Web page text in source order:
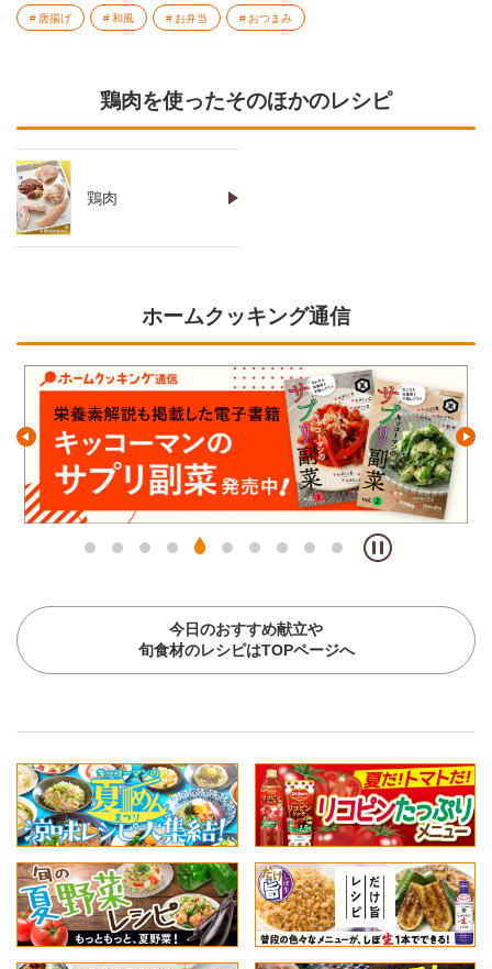
唐揚げ 和風 お弁当 おつまみ
鶏肉を使ったそのほかのレシピ
鶏肉
ホームクッキング通信
今日のおすすめ献立や
旬食材のレシピはTOPページへ